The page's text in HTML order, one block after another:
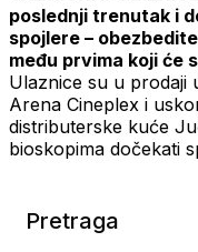
poslednji trenutak i
spojlere –
među prvima koji će
Ulaznice su u prodaji
Arena Cineplex i
distributerske kuće
bioskopima dočekati
Pretraga